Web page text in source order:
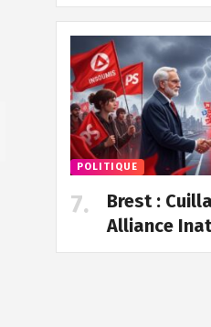
POLITIQUE
Brest :
Alliance